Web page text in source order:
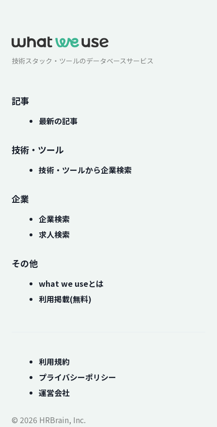
技術スタック・ツールのデータベースサービス
記事
最新の記事
技術・ツール
技術・ツールから企業検索
企業
企業検索
求人検索
その他
what we useとは
利用掲載(無料)
利用規約
プライバシーポリシー
運営会社
© 2026 HRBrain, Inc.